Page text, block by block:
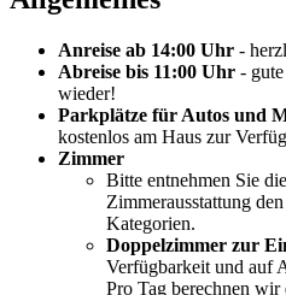
Anreise ab 14:00 Uhr -
Abreise bis 11:00 Uhr -
wieder!
Parkplätze für Autos und
kostenlos am Haus zur
Zimmer
Bitte entnehmen Sie
Zimmerausstattung
Kategorien.
Doppelzimmer zur
Verfügbarkeit und auf
Pro Tag berechnen